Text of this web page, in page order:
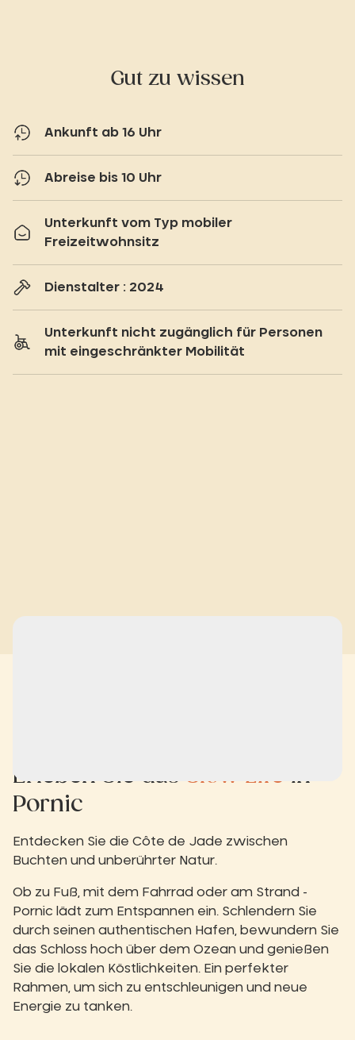
Gut zu wissen
Ankunft ab 16 Uhr
Abreise bis 10 Uhr
Unterkunft vom Typ mobiler
Freizeitwohnsitz
Dienstalter : 2024
Unterkunft nicht zugänglich für Personen
mit eingeschränkter Mobilität
Erleben Sie das Slow Life in
Pornic
Entdecken Sie die Côte de Jade zwischen
Buchten und unberührter Natur.
Ob zu Fuß, mit dem Fahrrad oder am Strand -
Pornic lädt zum Entspannen ein. Schlendern Sie
durch seinen authentischen Hafen, bewundern Sie
das Schloss hoch über dem Ozean und genießen
Sie die lokalen Köstlichkeiten. Ein perfekter
Rahmen, um sich zu entschleunigen und neue
Energie zu tanken.